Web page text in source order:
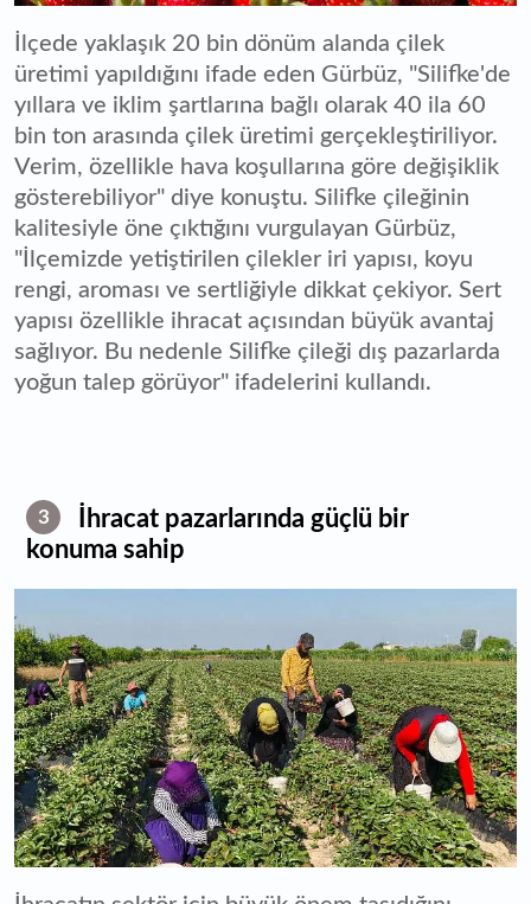
İlçede yaklaşık 20 bin dönüm alanda çilek
üretimi yapıldığını ifade eden Gürbüz, "Silifke'de
yıllara ve iklim şartlarına bağlı olarak 40 ila 60
bin ton arasında çilek üretimi gerçekleştiriliyor.
Verim, özellikle hava koşullarına göre değişiklik
gösterebiliyor" diye konuştu. Silifke çileğinin
kalitesiyle öne çıktığını vurgulayan Gürbüz,
"İlçemizde yetiştirilen çilekler iri yapısı, koyu
rengi, aroması ve sertliğiyle dikkat çekiyor. Sert
yapısı özellikle ihracat açısından büyük avantaj
sağlıyor. Bu nedenle Silifke çileği dış pazarlarda
yoğun talep görüyor" ifadelerini kullandı.
3
İhracat pazarlarında güçlü bir
konuma sahip